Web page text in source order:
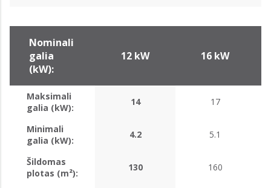
Nominali
galia
(kW):
12 kW 16 kW
Maksimali
galia (kW):
14 17
Minimali
galia (kW):
4.2 5.1
Šildomas
plotas (m²):
130 160